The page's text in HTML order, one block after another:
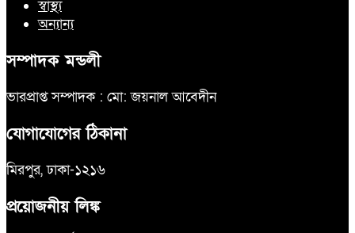
স্বাস্থ্য
অন্যান্য
সম্পাদক মন্ডলী
ভারপ্রাপ্ত সম্পাদক : মো: জয়নাল আবেদীন
যোগাযোগের ঠিকানা
মিরপুর, ঢাকা-১২১৬
প্রয়োজনীয় লিঙ্ক